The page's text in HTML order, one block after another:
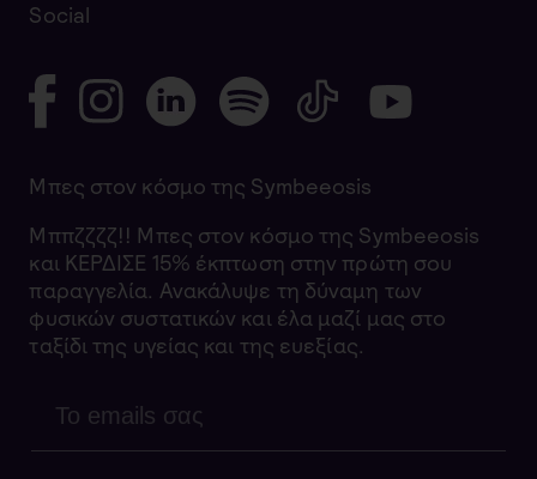
Social
Μπες στον κόσμο της Symbeeosis
Μππζζζζ!! Μπες στον κόσμο της Symbeeosis
και ΚΕΡΔΙΣΕ 15% έκπτωση στην πρώτη σου
παραγγελία. Ανακάλυψε τη δύναμη των
φυσικών συστατικών και έλα μαζί μας στο
ταξίδι της υγείας και της ευεξίας.